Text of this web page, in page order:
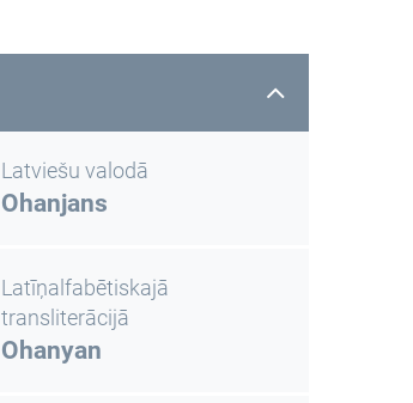
Latviešu valodā
Ohanjans
Latīņalfabētiskajā
transliterācijā
Ohanyan